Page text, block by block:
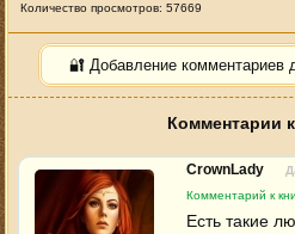
Количество просмотров: 57669
🔐 Добавление комментариев
Комментарии
CrownLady
Комментарий к
Есть такие